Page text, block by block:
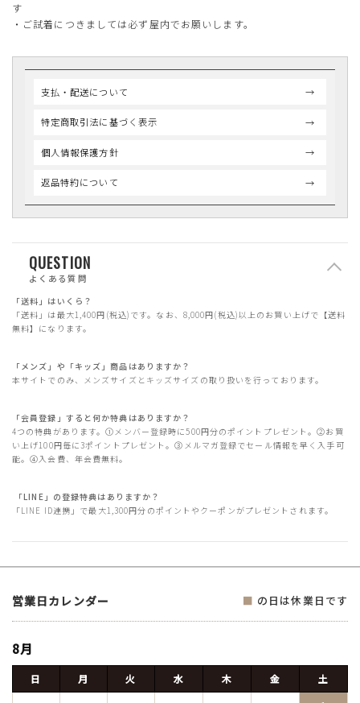
す
・ご試着につきましては必ず屋内でお願いします。
支払・配送について
特定商取引法に基づく表示
個人情報保護方針
返品特約について
QUESTION
よくある質問
「送料」はいくら？
「送料」は最大1,400円(税込)です。なお、8,000円(税込)以上のお買い上げで【送料
無料】になります。
「メンズ」や「キッズ」商品はありますか？
本サイトでのみ、メンズサイズとキッズサイズの取り扱いを行っております。
「会員登録」すると何か特典はありますか？
4つの特典があります。①メンバー登録時に500円分のポイントプレゼント。②お買
い上げ100円毎に3ポイントプレゼント。③メルマガ登録でセール情報を早く入手可
能。④入会費、年会費無料。
「LINE」の登録特典はありますか？
「LINE ID連携」で最大1,300円分のポイントやクーポンがプレゼントされます。
営業日カレンダー ■ の日は休業日です
8月
日 月 火 水 木 金
土